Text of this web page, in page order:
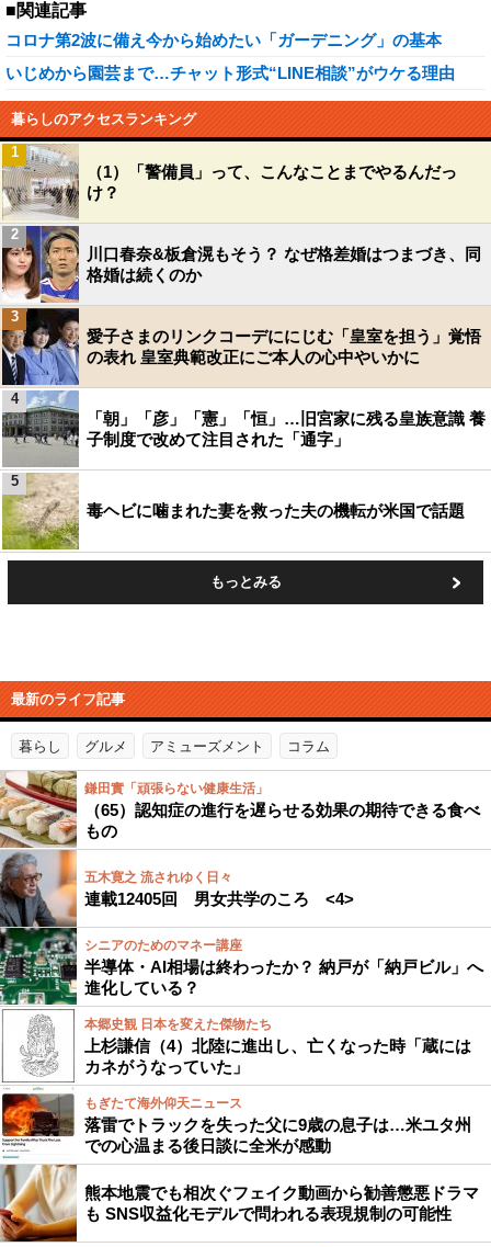
■関連記事
コロナ第2波に備え今から始めたい「ガーデニング」の基本
いじめから園芸まで…チャット形式“LINE相談”がウケる理由
暮らしのアクセスランキング
（1）「警備員」って、こんなことまでやるんだっ
け？
1
川口春奈&板倉滉もそう？ なぜ格差婚はつまづき、同
格婚は続くのか
2
愛子さまのリンクコーデににじむ「皇室を担う」覚悟
の表れ 皇室典範改正にご本人の心中やいかに
3
「朝」「彦」「憲」「恒」…旧宮家に残る皇族意識 養
子制度で改めて注目された「通字」
4
毒ヘビに噛まれた妻を救った夫の機転が米国で話題
5
もっとみる
最新のライフ記事
暮らし グルメ アミューズメント コラム
鎌田實「頑張らない健康生活」
（65）認知症の進行を遅らせる効果の期待できる食べ
もの
五木寛之 流されゆく日々
連載12405回 男女共学のころ <4>
シニアのためのマネー講座
半導体・AI相場は終わったか？ 納戸が「納戸ビル」へ
進化している？
本郷史観 日本を変えた傑物たち
上杉謙信（4）北陸に進出し、亡くなった時「蔵には
カネがうなっていた」
もぎたて海外仰天ニュース
落雷でトラックを失った父に9歳の息子は…米ユタ州
での心温まる後日談に全米が感動
熊本地震でも相次ぐフェイク動画から勧善懲悪ドラマ
も SNS収益化モデルで問われる表現規制の可能性